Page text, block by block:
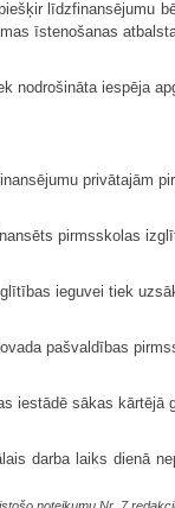
līdzfinansējumu
īstenošanas
nodrošināta iespēja
privātajām
pirmsskolas
ieguvei tiek
pašvaldības
iestādē sākas kārtējā
darba laiks dienā